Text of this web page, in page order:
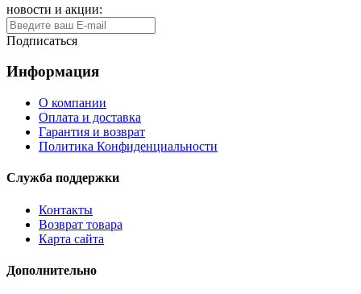
новости и акции:
Подписаться
Информация
О компании
Оплата и доставка
Гарантия и возврат
Политика Конфиденциальности
Служба поддержки
Контакты
Возврат товара
Карта сайта
Дополнительно